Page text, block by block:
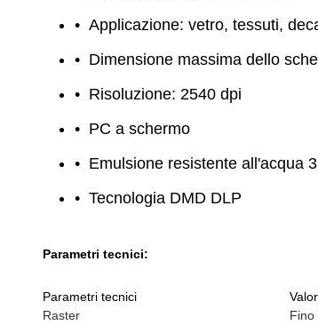
Applicazione: vetro, tessuti,
Dimensione massima dello
Risoluzione: 2540 dpi
PC a schermo
Emulsione resistente all'acqua
Tecnologia DMD DLP
Parametri tecnici:
Parametri tecnici
Raster
Fino